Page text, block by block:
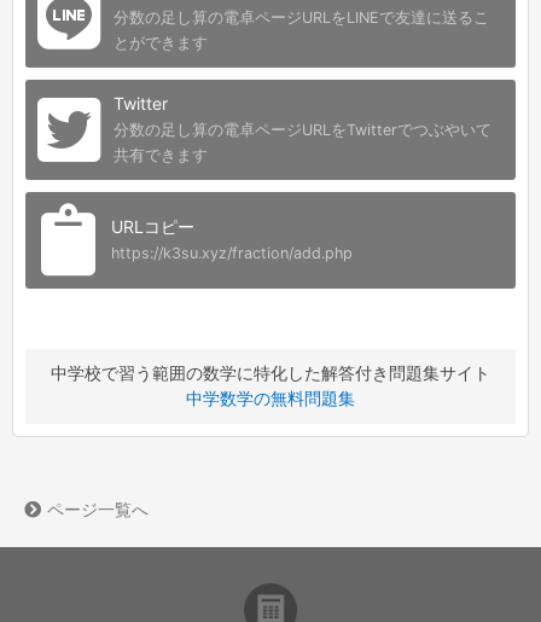
分数の足し算の電卓ページURLをLINEで友達に送るこ
とができます
Twitter
分数の足し算の電卓ページURLをTwitterでつぶやいて
共有できます
URLコピー
https://k3su.xyz/fraction/add.php
中学校で習う範囲の数学に特化した解答付き問題集サイト
中学数学の無料問題集
ページ一覧へ